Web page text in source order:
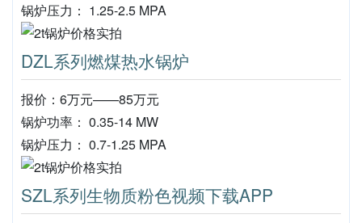
锅炉压力： 1.25-2.5 MPA
DZL系列燃煤热水锅炉
报价：6万元——85万元
锅炉功率： 0.35-14 MW
锅炉压力： 0.7-1.25 MPA
SZL系列生物质粉色视频下载APP